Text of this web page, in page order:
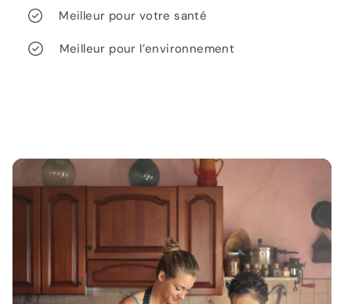
Meilleur pour votre santé
Meilleur pour l’environnement